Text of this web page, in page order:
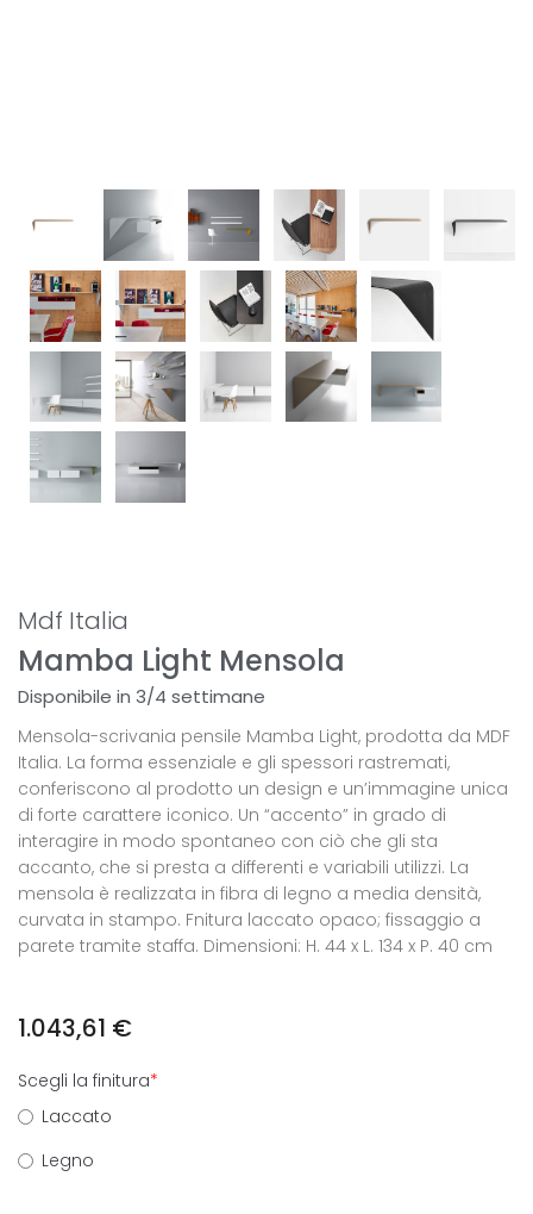
Mdf Italia
Mamba Light Mensola
Disponibile in 3/4 settimane
Mensola-scrivania pensile Mamba Light, prodotta da MDF
Italia. La forma essenziale e gli spessori rastremati,
conferiscono al prodotto un design e un’immagine unica
di forte carattere iconico. Un “accento” in grado di
interagire in modo spontaneo con ciò che gli sta
accanto, che si presta a differenti e variabili utilizzi. La
mensola è realizzata in fibra di legno a media densità,
curvata in stampo. Fnitura laccato opaco; fissaggio a
parete tramite staffa. Dimensioni: H. 44 x L. 134 x P. 40 cm
1.043,61 €
Scegli la finitura*
Laccato
Legno